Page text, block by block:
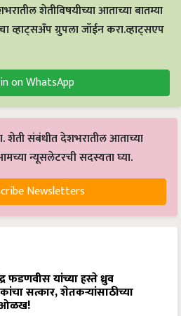
शेतीविषयीच्या आताच्या बातम्या
व्हाट्सअँप ग्रुपला जॉईन करा.व्हाट्सएप
on WhatsApp
शेती संबंधीत देशभरातील आताच्या
न्यूसलेटरची सदस्यता घ्या.
Newsletters
फडणवीस यांच्या हस्ते ध्रुव
सत्कार, शेतकऱ्यांसाठीच्या
ओळख!